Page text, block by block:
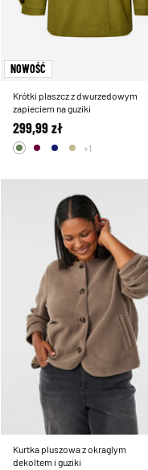
NOWOŚĆ
Krótki plaszcz z dwurzedowym
zapieciem na guziki
299,99 zł
+1
Kurtka pluszowa z okraglym
dekoltem i guziki